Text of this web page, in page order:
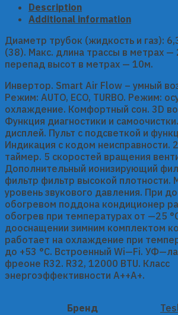
Description
Additional information
Диаметр трубок (жидкость и газ):
(38). Макс. длина трассы в метрах —
перепад высот в метрах — 10м.
Инвертор. Smart Air Flow – умный
Режим: AUTO, ECO, TURBO. Режим:
охлаждение. Комфортный сон. 3D
Функция диагностики и
дисплей. Пульт с подсветкой и
Индикация с кодом неисправности.
таймер. 5 скоростей вращения
Дополнительный ионизирующий
фильтр фильтр высокой плотности.
уровень звукового давления. При
обогревом поддона кондиционер
обогрев при температурах от —25
дооснащении зимним комплектом
работает на охлаждение при
до +53 °C. Встроенный Wi—Fi.
фреоне R32. R32, 12000 BTU. Класс
энергоэффективности A++A+.
Бренд